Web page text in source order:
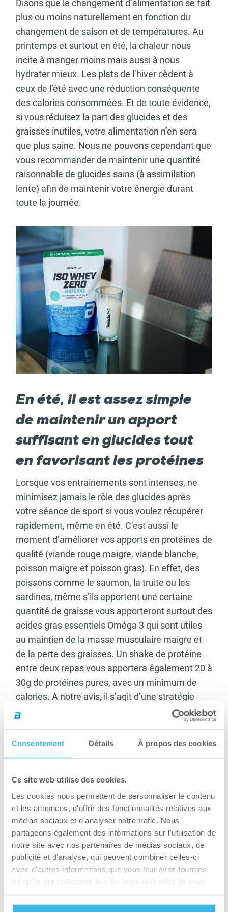
Consentement Détails À propos des cookies
Ce site web utilise des cookies.
Les cookies nous permettent de personnaliser le contenu
et les annonces, d'offrir des fonctionnalités relatives aux
médias sociaux et d'analyser notre trafic. Nous
partageons également des informations sur l'utilisation de
notre site avec nos partenaires de médias sociaux, de
publicité et d'analyse, qui peuvent combiner celles-ci
avec d'autres informations que vous leur avez fournies
ou qu'ils ont collectées lors de votre utilisation de leurs
Disons que le changement d’alimentation se fait
plus ou moins naturellement en fonction du
changement de saison et de températures. Au
printemps et surtout en été, la chaleur nous
incite à manger moins mais aussi à nous
hydrater mieux. Les plats de l’hiver cèdent à
ceux de l’été avec une réduction conséquente
des calories consommées. Et de toute évidence,
si vous réduisez la part des glucides et des
graisses inutiles, votre alimentation n’en sera
que plus saine. Nous ne pouvons cependant que
vous recommander de maintenir une quantité
raisonnable de glucides sains (à assimilation
lente) afin de maintenir votre énergie durant
toute la journée.
En été, il est assez simple
de maintenir un apport
suffisant en glucides tout
en favorisant les protéines
Lorsque vos entrainements sont intenses, ne
minimisez jamais le rôle des glucides après
votre séance de sport si vous voulez récupérer
rapidement, même en été. C’est aussi le
moment d’améliorer vos apports en protéines de
qualité (viande rouge maigre, viande blanche,
poisson maigre et poisson gras). En effet, des
poissons comme le saumon, la truite ou les
sardines, même s’ils apportent une certaine
quantité de graisse vous apporteront surtout des
acides gras essentiels Oméga 3 qui sont utiles
au maintien de la masse musculaire maigre et
de la perte des graisses. Un shake de protéine
entre deux repas vous apportera également 20 à
30g de protéines pures, avec un minimum de
calories. A notre avis, il s’agit d’une stratégie
intéressante pour maintenir la tonicité
musculaire, préserver le muscle lui-même et
favoriser la perte des graisses. Les protéines
souvent plus modéré lorsqu’un apport optimal
en protéines a été réalisé en journée.
Quant à vos entrainements sportifs, si vous
faites surtout de la musculation ou du Crossfit,
l’été est aussi la saison par excellence des
activités d’endurance ou de cardiotraining.
Réduire l’intensité de vos séances de
natation, le cyclisme ou la course à pieds vous